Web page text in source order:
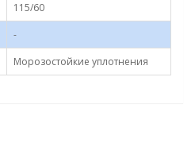
115/60
-
Морозостойкие уплотнения